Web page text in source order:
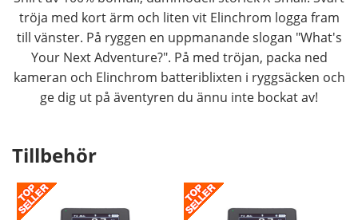
tröja med kort ärm och liten vit Elinchrom logga fram
till vänster. På ryggen en uppmanande slogan "What's
Your Next Adventure?". På med tröjan, packa ned
kameran och Elinchrom batteriblixten i ryggsäcken och
ge dig ut på äventyren du ännu inte bockat av!
Tillbehör